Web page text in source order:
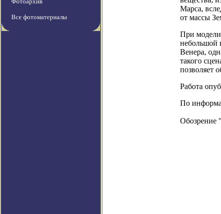
Все фотоматериалы
Марса,
от массы
При
небольшой
Венера,
такого
позволяет
Работа
По
Обозрение